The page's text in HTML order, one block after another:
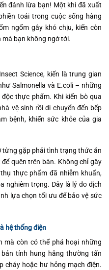
đánh lừa bạn! Một khi đã xuất
toái trong cuộc sống hàng
ngổm gây khó chịu, kiến còn
mà bạn không ngờ tới.
Science, kiến là trung gian
Salmonella và E.coli – những
thực phẩm. Khi kiến bò qua
vệ sinh rồi di chuyển đến bếp
bệnh, khiến sức khỏe của gia
từng gặp phải tình trạng thức ăn
quên trên bàn. Không chỉ gây
thực phẩm đã nhiễm khuẩn,
nghiêm trọng. Đây là lý do dịch
lựa chọn tối ưu để bảo vệ sức
hệ thống điện
mà còn có thể phá hoại những
tính hung hăng thường tấn
cháy hoặc hư hỏng mạch điện.